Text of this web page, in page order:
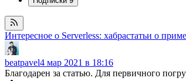
Интересное о Serverless: хабрастатьи о
beatpavel4 мар 2021 в 18:16
Благодарен за статью. Для первичного